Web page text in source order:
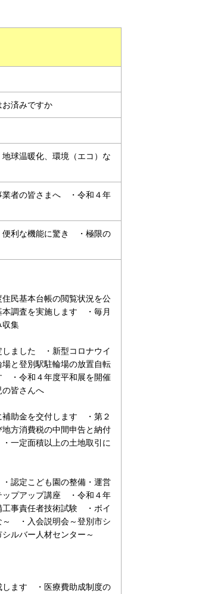
済みですか
球温暖化、環境（エコ）な
者の皆さまへ ・令和４年
利な機能に驚き ・極限の
民基本台帳の閲覧状況を公
調査を実施します ・毎月
収集
しました ・新型コロナウイ
と登別駅駐輪場の放置自転
・令和４年度平和展を開催
皆さんへ
補助金を交付します ・第２
方消費税の中間申告と納付
一定面積以上の土地取引に
認定こども園の整備・運営
ップアップ講座 ・令和４年
事責任者技術試験 ・ボイ
～ ・入会説明会～登別市シ
ルバー人材センター～
します ・医療費助成制度の